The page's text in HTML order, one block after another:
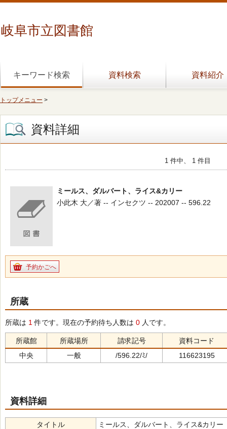
岐阜市立図書館
キーワード検索 資料検索 資料紹介
トップメニュー >
資料詳細
1 件中、 1 件目
ミールス、ダルバート、ライス&カリー
小此木 大／著 -- インセクツ -- 202007 -- 596.22
予約かごへ
所蔵
所蔵は 1 件です。現在の予約待ち人数は 0 人です。
所蔵館 所蔵場所 請求記号
資料コード
中央
一般 /596.22/ﾐ/ 116623195
資料詳細
タイトル
ミールス、ダルバート、ライス&カリー